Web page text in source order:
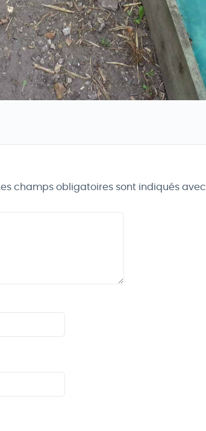
Les champs obligatoires sont indiqués avec